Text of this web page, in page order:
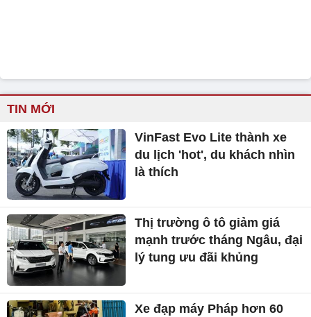
TIN MỚI
VinFast Evo Lite thành xe
du lịch 'hot', du khách nhìn
là thích
Thị trường ô tô giảm giá
mạnh trước tháng Ngâu, đại
lý tung ưu đãi khủng
Xe đạp máy Pháp hơn 60